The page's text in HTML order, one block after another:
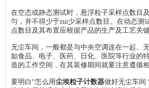
在空态或静态测试时，悬浮粒子采样点数目
匀，并不得少于zui少采样点数目。在动态测
点数目及其布置应根据产品的生产及工艺关
无尘车间，一般都是与中央空调连在一起。
如食品、电子、医药、日化、医院等行业的
造的工作空间，在其装修期间就要注意遵循相
要明白“怎么用尘埃粒子计数器做好无尘车间